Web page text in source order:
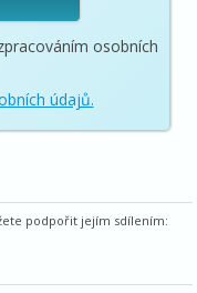
osobních
údajů.
podpořit jejím sdílením: